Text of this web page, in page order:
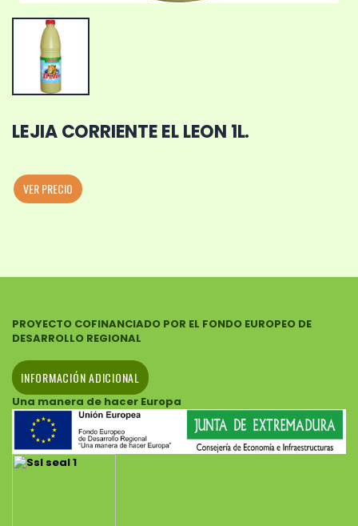
LEJIA CORRIENTE EL LEON 1L.
VER PRECIO
PROYECTO COFINANCIADO POR EL FONDO EUROPEO DE
DESARROLLO REGIONAL
INFORMACIÓN ADICIONAL
Una manera de hacer Europa